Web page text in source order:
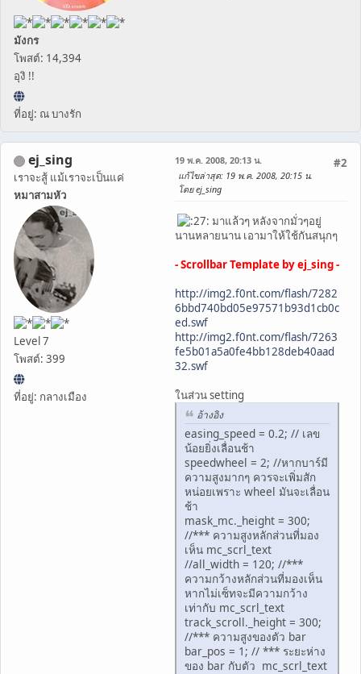
มังกร
โพสต์: 14,394
อุงิ !!
ที่อยู่: ณ บางรัก
ej_sing
เราจะสู้ แม้เราจะเป็นแค่
หมาสามหัว
Level 7
โพสต์: 399
ที่อยู่: กลางเมือง
#2
19 พ.ค. 2008, 20:13 น.
แก้ไขล่าสุด: 19 พ.ค. 2008, 20:15 น.
โดย ej_sing
มาแล้วๆ หลังจากมั่วๆอยู่
นานหลายนาน เอามาให้ใช้กันสนุกๆ
- Scrollbar Template by ej_sing -
http://img2.f0nt.com/flash/7282
6bbd740bd05e97571b93d1cb0c
ed.swf
http://img2.f0nt.com/flash/7263
fe5b01a5a0fe4bb128deb40aad
32.swf
ในส่วน setting
อ้างอิง
easing_speed = 0.2; // เลข
น้อยยิ่งเลื่อนช้า
speedwheel = 2; //หากบาร์มี
ความสูงมากๆ ควรจะเพิ่มสัก
หน่อยเพราะ wheel มันจะเลื่อน
ช้า
mask_mc._height = 300;
//*** ความสูงหลักส่วนที่มอง
เห็น mc_scrl_text
//all_width = 120; //***
ความกว้างหลักส่วนที่มองเห็น
หากไม่เซ็ทจะมีความกว้าง
เท่ากับ mc_scrl_text
track_scroll._height = 300;
//*** ความสูงของตัว bar
bar_pos = 1; // *** ระยะห่าง
ของ bar กับตัว mc_scrl_text